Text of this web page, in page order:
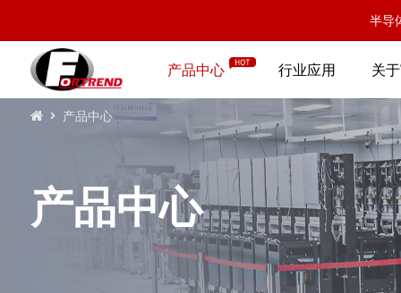
半导
产品中心 行业应用 关
产品中心
产品中心